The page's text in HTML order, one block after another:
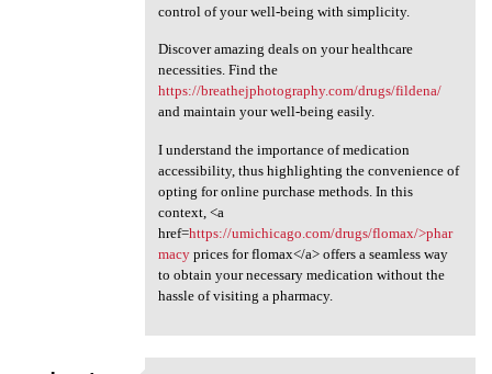
control of your well-being with simplicity.
Discover amazing deals on your healthcare
necessities. Find the
https://breathejphotography.com/drugs/fildena/
and maintain your well-being easily.
I understand the importance of medication
accessibility, thus highlighting the convenience of
opting for online purchase methods. In this
context, <a
href=https://umichicago.com/drugs/flomax/>phar
macyprices for flomax</a> offers a seamless way
to obtain your necessary medication without the
hassle of visiting a pharmacy.